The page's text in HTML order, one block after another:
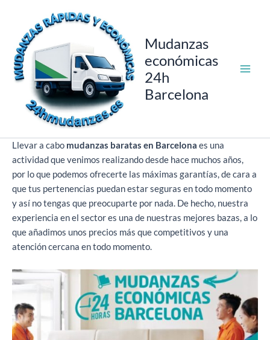
contenido
Mudanzas
económicas
24h
Barcelona
Llevar a cabo mudanzas baratas en Barcelona es una
actividad que venimos realizando desde hace muchos años,
por lo que podemos ofrecerte las máximas garantías, de cara a
que tus pertenencias puedan estar seguras en todo momento
y así no tengas que preocuparte por nada. De hecho, nuestra
experiencia en el sector es una de nuestras mejores bazas, a lo
que añadimos unos precios más que competitivos y una
atención cercana en todo momento.